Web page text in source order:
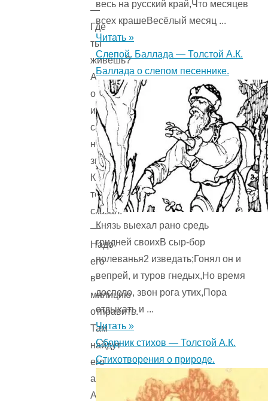
—
Где
ты
живёшь?
А
он
и
сам
не
знает!
Кто-
то
сказал:
—
Надо
его
в
милицию
отправить.
Там
найдут
его
адрес.
А
весь на русский край,Что месяцев
всех крашеВесёлый месяц ...
Читать »
Слепой. Баллада — Толстой А.К.
Баллада о слепом песеннике.
Князь выехал рано средь
гридней своихВ сыр-бор
полеванья2 изведать;Гонял он и
вепрей, и туров гнедых,Но время
доспело, звон рога утих,Пора
отдыхать и ...
Читать »
Сборник стихов — Толстой А.К.
Стихотворения о природе.